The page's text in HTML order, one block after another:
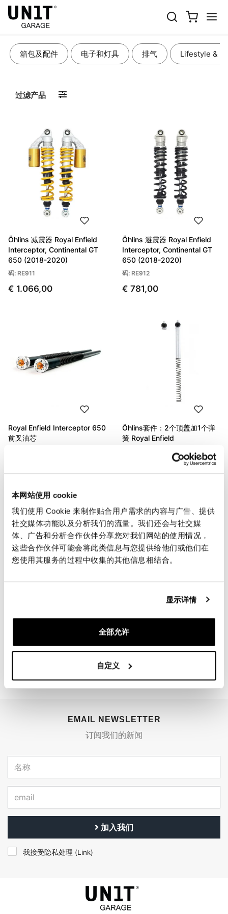
本网站使用 cookie
我们使用 Cookie 来制作贴合用户需求的内容与广告、提供
社交媒体功能以及分析我们的流量。我们还会与社交媒
体、广告和分析合作伙伴分享您对我们网站的使用情况，
这些合作伙伴可能会将此类信息与您提供给他们或他们在
您使用其服务的过程中收集的其他信息相结合。
显示详情
全部允许
自定义
箱包及配件 电子和灯具 排气 Lifestyle &
过滤产品
Öhlins 减震器 Royal Enfield
Interceptor, Continental GT
650 (2018-2020)
码: RE911
€ 1.066,00
Öhlins 避震器 Royal Enfield
Interceptor, Continental GT
650 (2018-2020)
码: RE912
€ 781,00
Royal Enfield Interceptor 650
前叉油芯
Öhlins套件：2个顶盖加1个弹
簧 Royal Enfield
650 (2019-2020)
码: FSK145
€ 27,50
EMAIL NEWSLETTER
订阅我们的新闻
加入我们
我接受隐私处理 (Link)